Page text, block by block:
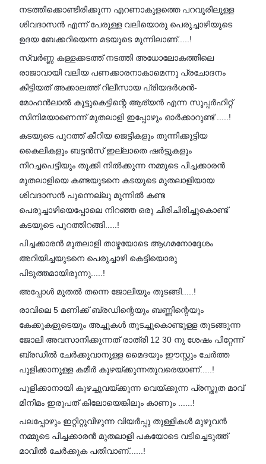
നടത്തിക്കൊണ്ടിരിക്കുന്ന എറണാകുളത്തെ പറവൂരിലുള്ള
ശിവദാസൻ എന്ന് പേരുള്ള വലിയൊരു പെരുച്ചാഴിയുടെ
ഉദയ ബേക്കറിയെന്ന മടയുടെ മുന്നിലാണ്.....!
സ്വർണ്ണ കള്ളക്കടത്ത് നടത്തി അധോലോകത്തിലെ
രാജാവായി വലിയ പണക്കാരനാകാമെന്നു പ്രചോദനം
കിട്ടിയത് അക്കാലത്ത് റിലീസായ പ്രിയദർശൻ-
മോഹൻലാൽ കൂട്ടുകെട്ടിന്റെ ആര്യൻ എന്ന സൂപ്പർഹിറ്റ്
സിനിമയാണെന്ന് മുതലാളി ഇപ്പോഴും ഓർക്കാറുണ്ട് .....!
കടയുടെ പുറത്ത് കീറിയ ജെട്ടികളും തുന്നിക്കൂട്ടിയ
കൈലികളും ബട്ടൻസ് ഇല്ലാതെ ഷർട്ടുകളും
നിറച്ചപെട്ടിയും തൂക്കി നിൽക്കുന്ന നമ്മുടെ പിച്ചക്കാരൻ
മുതലാളിയെ കണ്ടയുടനെ കടയുടെ മുതലാളിയായ
ശിവദാസൻ പുന്നെല്ലു മുന്നിൽ കണ്ട
പെരുച്ചാഴിയെപ്പോലെ നിറഞ്ഞ ഒരു ചിരിചിരിച്ചുകൊണ്ട്
കടയുടെ പുറത്തിറങ്ങി.....!
പിച്ചക്കാരൻ മുതലാളി താഴ്മയോടെ ആഗമനോദ്ദേശം
അറിയിച്ചയുടനെ പെരുച്ചാഴി കെട്ടിയൊരു
പിടുത്തമായിരുന്നു.....!
അപ്പോൾ മുതൽ തന്നെ ജോലിയും തുടങ്ങി.....!
രാവിലെ 5 മണിക്ക് ബ്രഡിന്റെയും ബണ്ണിന്റെയും
കേക്കുകളുടെയും അച്ചുകൾ തുടച്ചുകൊണ്ടുള്ള തുടങ്ങുന്ന
ജോലി അവസാനിക്കുന്നത് രാത്രി 12 30 നു ശേഷം പിറ്റേന്ന്
ബ്രഡിൽ ചേർക്കുവാനുള്ള മൈദയും ഈസ്റ്റും ചേർത്ത
പുളിക്കാനുള്ള കമീർ കുഴയ്ക്കുന്നതുവരെയാണ്.....!
പുളിക്കാനായി കുഴച്ചുവയ്ക്കുന്ന വെയ്ക്കുന്ന പ്രസ്തുത മാവ്
മിനിമം ഇരുപത് കിലോയെങ്കിലും കാണും ......!
പലപ്പോഴും ഇറ്റിറ്റുവീഴുന്ന വിയർപ്പു തുള്ളികൾ മുഴുവൻ
നമ്മുടെ പിച്ചക്കാരൻ മുതലാളി പകയോടെ വടിച്ചെടുത്ത്
മാവിൽ ചേർക്കുക പതിവാണ്......!